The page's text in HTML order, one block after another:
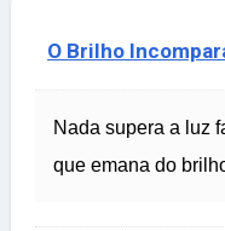
O Brilho
Nada supera a luz
que emana do